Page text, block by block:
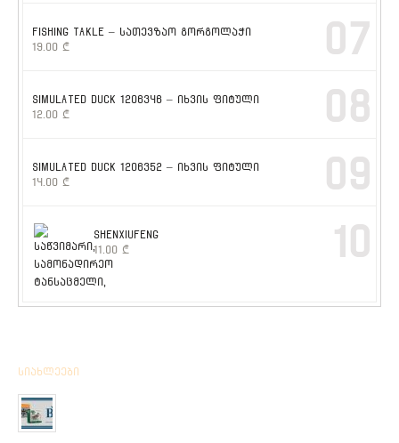
FISHING TAKLE – სათევზაო გორგოლაჭი
19.00 ₾ 07
SIMULATED DUCK 1206346 – იხვის ფიტული
12.00 ₾ 08
SIMULATED DUCK 1206352 – იხვის ფიტული
14.00 ₾ 09
SHENXIUFENG
11.00 ₾ 10
სიახლეები